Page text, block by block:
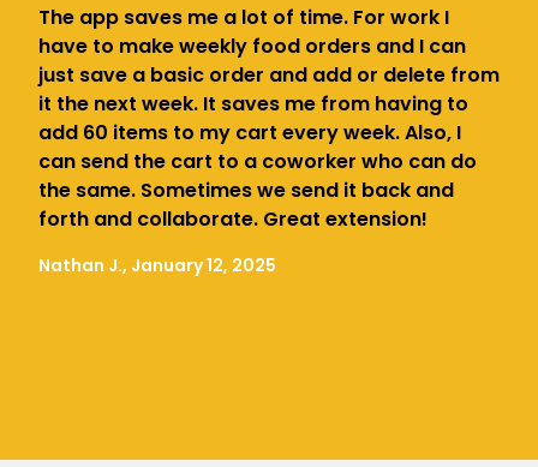
The app saves me a lot of time. For work I
have to make weekly food orders and I can
just save a basic order and add or delete from
it the next week. It saves me from having to
add 60 items to my cart every week. Also, I
can send the cart to a coworker who can do
the same. Sometimes we send it back and
forth and collaborate. Great extension!
Nathan J., January 12, 2025